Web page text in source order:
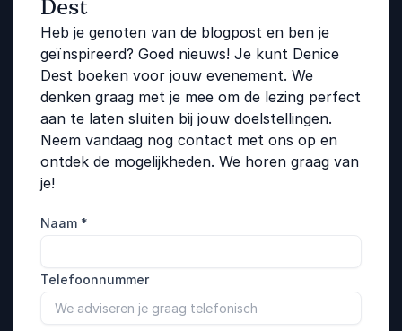
Dest
Heb je genoten van de blogpost en ben je
geïnspireerd? Goed nieuws! Je kunt Denice
Dest boeken voor jouw evenement. We
denken graag met je mee om de lezing perfect
aan te laten sluiten bij jouw doelstellingen.
Neem vandaag nog contact met ons op en
ontdek de mogelijkheden. We horen graag van
je!
Naam *
Telefoonnummer